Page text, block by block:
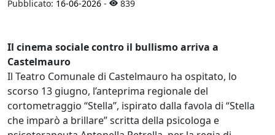
Pubblicato: 16-06-2026 - 839
Il cinema sociale contro il bullismo arriva a
Castelmauro
Il Teatro Comunale di Castelmauro ha ospitato, lo
scorso 13 giugno, l’anteprima regionale del
cortometraggio “Stella”, ispirato dalla favola di “Stella
che imparò a brillare” scritta della psicologa e